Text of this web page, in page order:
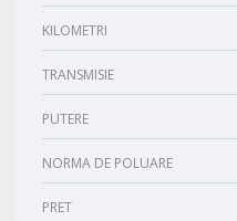
KILOMETRI
TRANSMISIE
PUTERE
NORMA DE POLUARE
PRET